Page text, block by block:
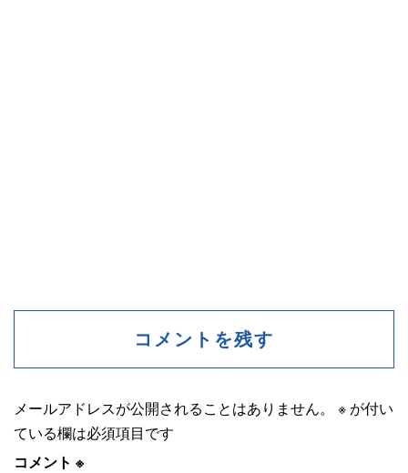
コメントを残す
メールアドレスが公開されることはありません。 ※ が付い
ている欄は必須項目です
コメント ※